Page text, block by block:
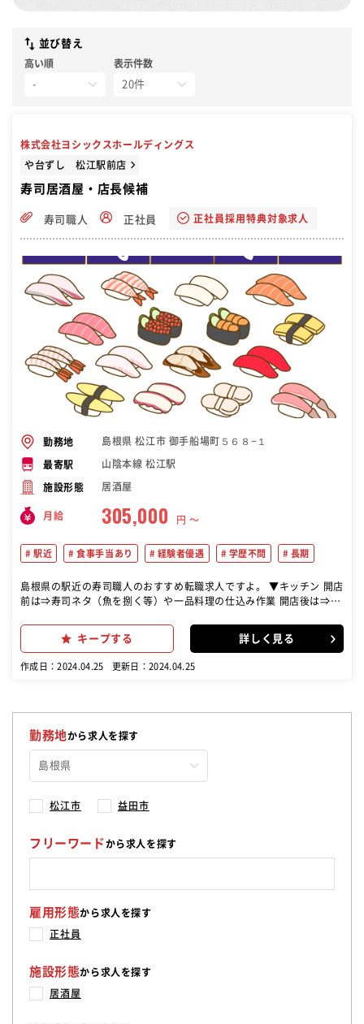
並び替え
高い順 表示件数
株式会社ヨシックスホールディングス
や台ずし 松江駅前店
寿司居酒屋・店長候補
寿司職人 正社員 正社員採用特典対象求人
勤務地 島根県 松江市 御手船場町５６８−１
最寄駅 山陰本線 松江駅
施設形態 居酒屋
月給 305,000 円 〜
駅近 食事手当あり 経験者優遇 学歴不問 長期
島根県の駅近の寿司職人のおすすめ転職求人ですよ。 ▼キッチン 開店
前は⇒寿司ネタ（魚を捌く等）や一品料理の仕込み作業 開店後は⇒注
案内・オーダー取り・料理の提供 お帰りの際は⇒会計対応・片付けな
ど接客全般 まずは、一通りの業務をマスターしていただき将来的には
店長候補業務をお任せします◎ (店舗マネジメント、アルバイトの面
キープする 詳しく見る
作成日：2024.04.25 更新日：2024.04.25
勤務地から求人を探す
松江市 益田市
フリーワードから求人を探す
雇用形態から求人を探す
正社員
施設形態から求人を探す
居酒屋